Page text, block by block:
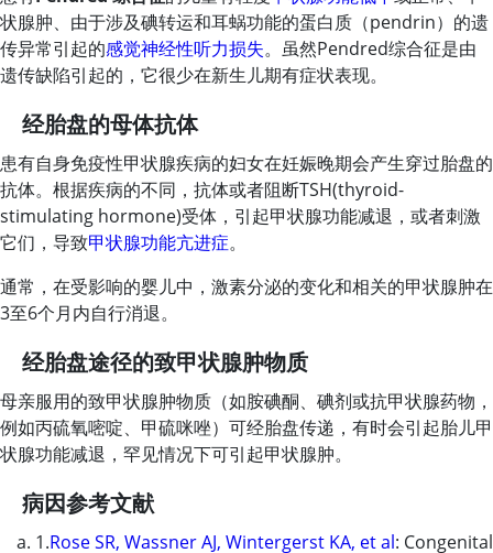
状腺肿、由于涉及碘转运和耳蜗功能的蛋白质（pendrin）的遗
传异常引起的感觉神经性听力损失。虽然Pendred综合征是由
遗传缺陷引起的，它很少在新生儿期有症状表现。
经胎盘的母体抗体
患有自身免疫性甲状腺疾病的妇女在妊娠晚期会产生穿过胎盘的
抗体。根据疾病的不同，抗体或者阻断TSH(thyroid-
stimulating hormone)受体，引起甲状腺功能减退，或者刺激
它们，导致甲状腺功能亢进症。
通常，在受影响的婴儿中，激素分泌的变化和相关的甲状腺肿在
3至6个月内自行消退。
经胎盘途径的致甲状腺肿物质
母亲服用的致甲状腺肿物质（如胺碘酮、碘剂或抗甲状腺药物，
例如丙硫氧嘧啶、甲硫咪唑）可经胎盘传递，有时会引起胎儿甲
状腺功能减退，罕见情况下可引起甲状腺肿。
病因参考文献
1.Rose SR, Wassner AJ, Wintergerst KA, et al: Congenital